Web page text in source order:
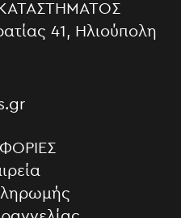
41, Ηλιούπολη